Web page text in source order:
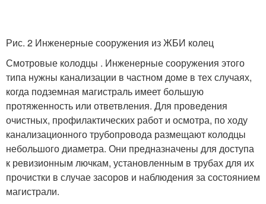
Рис. 2 Инженерные сооружения из ЖБИ колец
Смотровые колодцы . Инженерные сооружения этого
типа нужны канализации в частном доме в тех случаях,
когда подземная магистраль имеет большую
протяженность или ответвления. Для проведения
очистных, профилактических работ и осмотра, по ходу
канализационного трубопровода размещают колодцы
небольшого диаметра. Они предназначены для доступа
к ревизионным лючкам, установленным в трубах для их
прочистки в случае засоров и наблюдения за состоянием
магистрали.